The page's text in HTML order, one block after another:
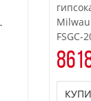
FSGC-